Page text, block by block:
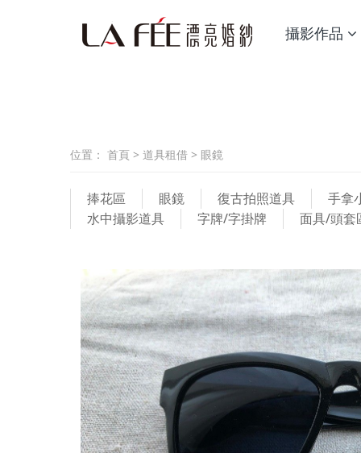
攝影作品
位置： 首頁 > 道具租借 > 眼鏡
捧花區 眼鏡 復古拍照道具
手拿
水中攝影道具
字牌/字掛牌 面具/頭套